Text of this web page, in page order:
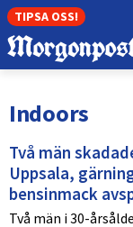
TIPSA OSS!
Indoors
Två män
Uppsala,
bensinmack
Två män i 30-